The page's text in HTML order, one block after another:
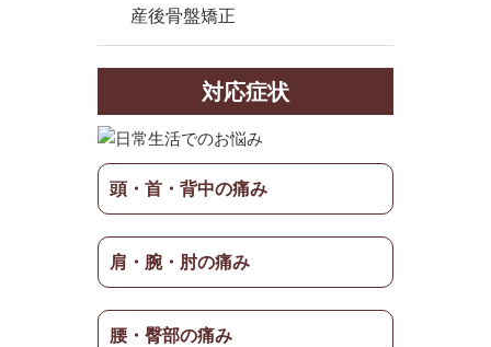
産後骨盤矯正
対応症状
頭・首・背中の痛み
肩・腕・肘の痛み
腰・臀部の痛み